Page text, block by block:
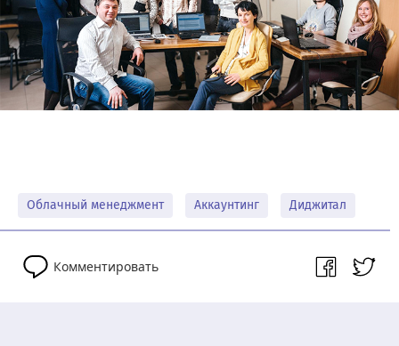
Облачный менеджмент Аккаунтинг Диджитал
Комментировать